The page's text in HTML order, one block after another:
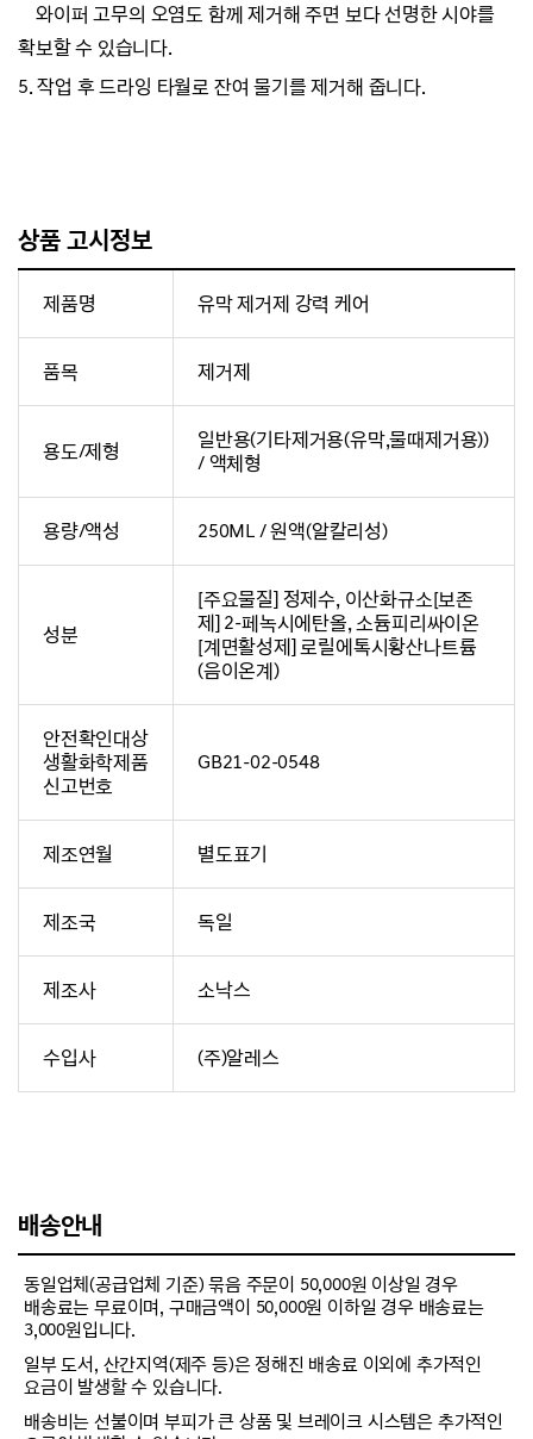
와이퍼 고무의 오염도 함께 제거해 주면 보다 선명한 시야를
확보할 수 있습니다.
5. 작업 후 드라잉 타월로 잔여 물기를 제거해 줍니다.
상품 고시정보
제품명 유막 제거제 강력 케어
품목 제거제
용도/제형
일반용(기타제거용(유막,물때제거용))
/ 액체형
용량/액성 250ML / 원액(알칼리성)
성분
[주요물질] 정제수, 이산화규소[보존
제] 2-페녹시에탄올, 소듐피리싸이온
[계면활성제] 로릴에톡시황산나트륨
(음이온계)
안전확인대상
생활화학제품
신고번호
GB21-02-0548
제조연월 별도표기
제조국 독일
제조사 소낙스
수입사 (주)알레스
배송안내
동일업체(공급업체 기준) 묶음 주문이 50,000원 이상일 경우
배송료는 무료이며, 구매금액이 50,000원 이하일 경우 배송료는
3,000원입니다.
일부 도서, 산간지역(제주 등)은 정해진 배송료 이외에 추가적인
요금이 발생할 수 있습니다.
배송비는 선불이며 부피가 큰 상품 및 브레이크 시스템은 추가적인